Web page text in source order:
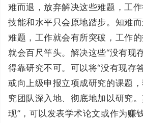
难而退，放弃解决这些难题，工
技能和水平只会原地踏步。知难
难题，工作就会有所突破，工作
就会百尺竿头。解决这些“没有现
得靠研究不可。可以将“没有现存
或向上级申报立项成研究的课题
究团队深入地、彻底地加以研究
现”，可以发表学术论文或作为赚